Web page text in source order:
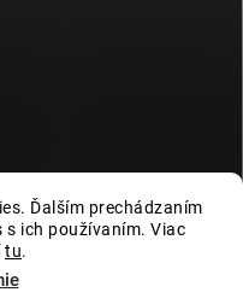
Ďalším prechádzaním
ich používaním. Viac
tu.